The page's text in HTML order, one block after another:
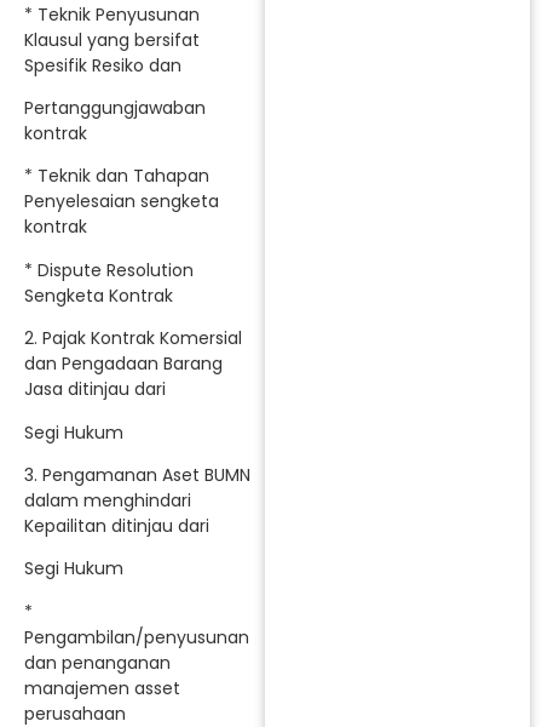
* Teknik Penyusunan
Klausul yang bersifat
Spesifik Resiko dan
Pertanggungjawaban
kontrak
* Teknik dan Tahapan
Penyelesaian sengketa
kontrak
* Dispute Resolution
Sengketa Kontrak
2. Pajak Kontrak Komersial
dan Pengadaan Barang
Jasa ditinjau dari
Segi Hukum
3. Pengamanan Aset BUMN
dalam menghindari
Kepailitan ditinjau dari
Segi Hukum
*
Pengambilan/penyusunan
dan penanganan
manajemen asset
perusahaan